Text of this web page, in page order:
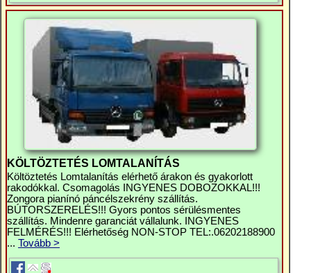
KÖLTÖZTETÉS LOMTALANÍTÁS
Költöztetés Lomtalanítás elérhető árakon és gyakorlott
rakodókkal. Csomagolás INGYENES DOBOZOKKAL!!!
Zongora pianínó páncélszekrény szállítás.
BÚTORSZERELÉS!!! Gyors pontos sérülésmentes
szállítás. Mindenre garanciát vállalunk. INGYENES
FELMÉRÉS!!! Elérhetőség NON-STOP TEL:.06202188900
... Tovább >